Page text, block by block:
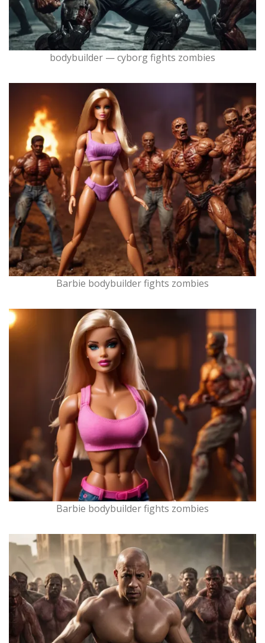
bodybuilder — cyborg fights zombies
Barbie bodybuilder fights zombies
Barbie bodybuilder fights zombies